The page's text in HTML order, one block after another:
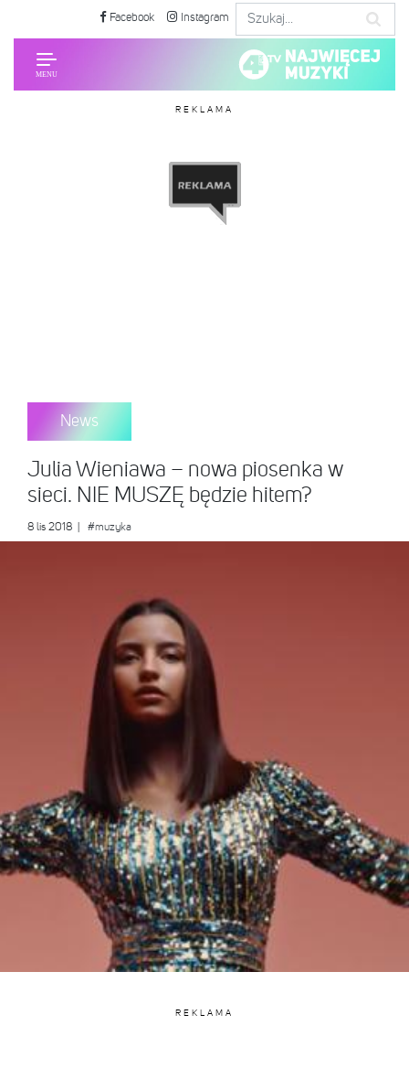
Facebook Instagram
REKLAMA
News
Julia Wieniawa – nowa piosenka w
sieci. NIE MUSZĘ będzie hitem?
8 lis 2018 #muzyka
REKLAMA